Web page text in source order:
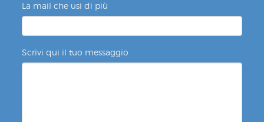
La mail che usi di più
Scrivi qui il tuo messaggio